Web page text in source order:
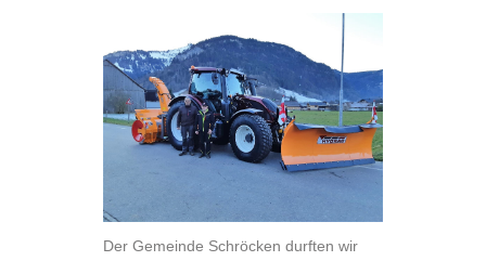
Der Gemeinde Schröcken durften wir